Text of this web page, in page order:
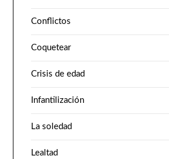
Conflictos
Coquetear
Crisis de edad
Infantilización
La soledad
Lealtad